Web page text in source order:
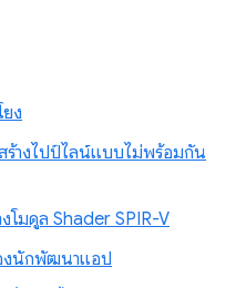
ง
ร้างไปป์ไลน์แบบไม่พร้อมกัน
โมดูล Shader SPIR-V
งนักพัฒนาแอป